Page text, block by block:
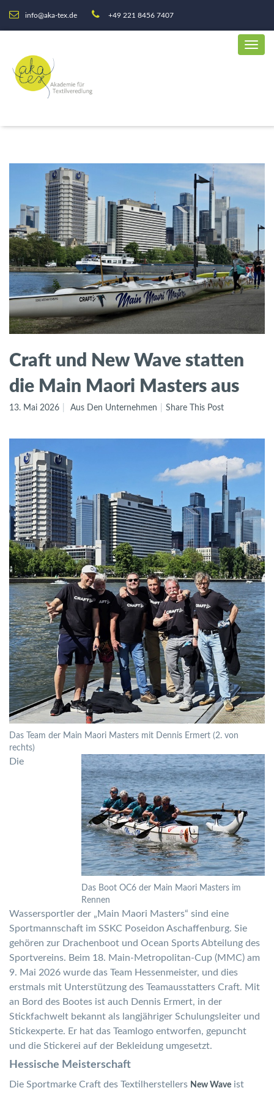
info@aka-tex.de +49 221 8456 7407
Craft und New Wave statten
die Main Maori Masters aus
13. Mai 2026 Aus Den Unternehmen Share This Post
Das Team der Main Maori Masters mit Dennis Ermert (2. von
rechts)
Das Boot OC6 der Main Maori Masters im
Rennen
Die
Wassersportler der „Main Maori Masters“ sind eine
Sportmannschaft im SSKC Poseidon Aschaffenburg. Sie
gehören zur Drachenboot und Ocean Sports Abteilung des
Sportvereins. Beim 18. Main-Metropolitan-Cup (MMC) am
9. Mai 2026 wurde das Team Hessenmeister, und dies
erstmals mit Unterstützung des Teamausstatters Craft. Mit
an Bord des Bootes ist auch Dennis Ermert, in der
Stickfachwelt bekannt als langjähriger Schulungsleiter und
Stickexperte. Er hat das Teamlogo entworfen, gepuncht
und die Stickerei auf der Bekleidung umgesetzt.
Hessische Meisterschaft
Die Sportmarke Craft des Textilherstellers New Wave ist